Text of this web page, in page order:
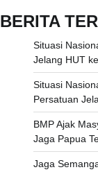
BERITA
Situasi
Jelang HUT
Situasi
Persatuan
BMP Ajak
Jaga Papua
Jaga